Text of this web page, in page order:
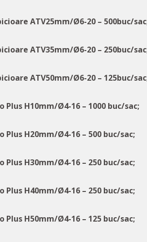
ATV25mm/Ø6-20 – 500buc/
ATV35mm/Ø6-20 – 250buc/
ATV50mm/Ø6-20 – 125buc/
Plus H10mm/Ø4-16 – 1000 buc/sac;
Plus H20mm/Ø4-16 – 500 buc/sac;
Plus H30mm/Ø4-16 – 250 buc/sac;
Plus H40mm/Ø4-16 – 250 buc/sac;
Plus H50mm/Ø4-16 – 125 buc/sac;